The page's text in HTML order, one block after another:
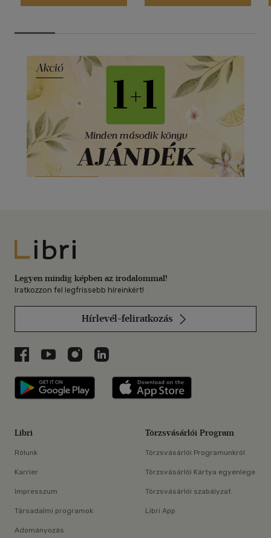
Libri
Legyen mindig képben az irodalommal!
Iratkozzon fel legfrissebb híreinkért!
Hírlevél-feliratkozás
Libri a Facebookon
Libri a Youtube-on
Libri az Instagramon
Libri a LinkedInen
Libri applikáció Szerezd meg: Google
Libri
Rólunk
Karrier
Impresszum
Társadalmi programok
Adományozás
Törzsvásárlói Program
Törzsvásárlói Programunkról
Törzsvásárlói Kártya egyenlege
Törzsvásárlói szabályzat
Libri App